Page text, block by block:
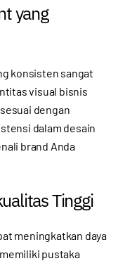
yang
konsisten sangat
visual bisnis
dengan
dalam desain
brand Anda
Tinggi
meningkatkan daya
pustaka